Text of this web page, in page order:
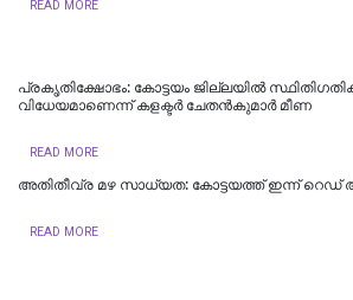
READ MORE
പ്രകൃതിക്ഷോഭം: കോട്ടയം ജില്ലയിൽ
വിധേയമാണെന്ന് കളക്ടർ ചേതൻകുമാർ മീണ
READ MORE
അതിതീവ്ര മഴ സാധ്യത: കോട്ടയത്ത് ഇന്ന് റെഡ്
READ MORE